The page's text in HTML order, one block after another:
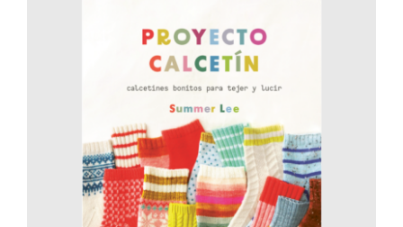
AÑADIR AL CARRITO
/
DETALLES